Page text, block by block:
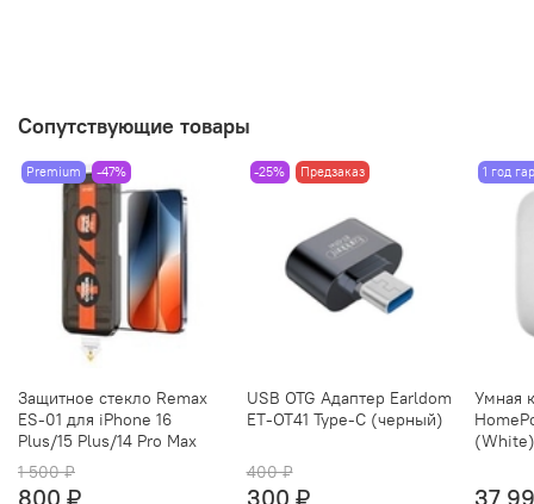
Сопутствующие товары
Premium -47%
Защитное стекло Remax
ES-01 для iPhone 16
Plus/15 Plus/14 Pro Max
1 500 ₽
800 ₽
-25% Предзаказ
USB OTG Адаптер Earldom
ET-OT41 Type-C (черный)
400 ₽
300 ₽
1 год
Умная
37